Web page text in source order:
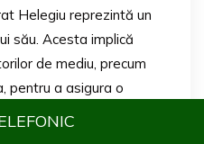
Helegiu reprezintă un
său. Acesta implică
de mediu, precum
pentru a asigura o
Instalațiile moderne
avansate pentru a